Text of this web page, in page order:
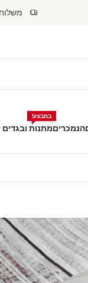
משלוח
הנמכריםמתנות
במבצע!